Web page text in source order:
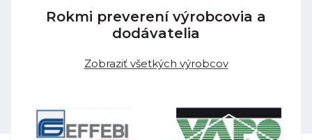
Rokmi preverení výrobcovia a
dodávatelia
Zobraziť všetkých výrobcov